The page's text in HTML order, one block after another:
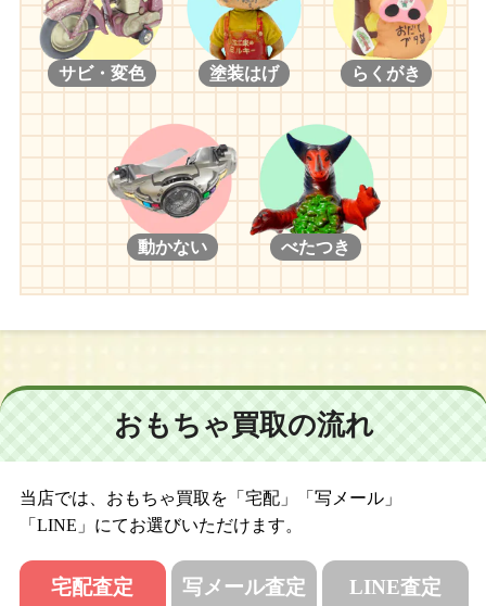
サビ・変色 塗装はげ らくがき
動かない べたつき
おもちゃ買取の流れ
当店では、おもちゃ買取を「宅配」「写メール」
「LINE」にてお選びいただけます。
宅配査定 写メール査定 LINE査定